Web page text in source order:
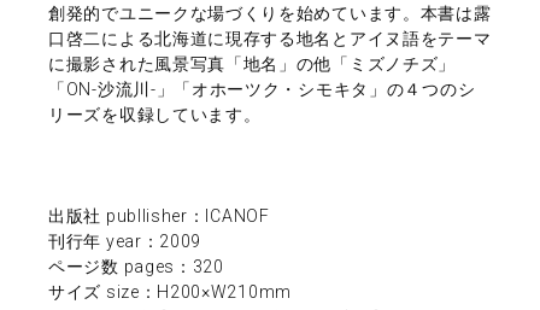
創発的でユニークな場づくりを始めています。本書は露
口啓二による北海道に現存する地名とアイヌ語をテーマ
に撮影された風景写真「地名」の他「ミズノチズ」
「ON-沙流川-」「オホーツク・シモキタ」の４つのシ
リーズを収録しています。
出版社 publlisher：ICANOF
刊行年 year：2009
ページ数 pages：320
サイズ size：H200×W210mm